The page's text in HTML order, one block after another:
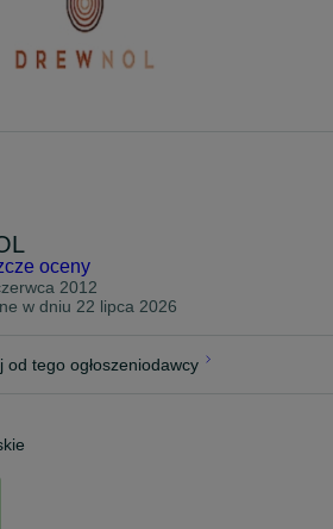
cm
aukcje oraz zapoznanie się z ofertą na
oraz wzory altan na indywidualne
oceny
2012
w dniu 22 lipca 2026
od tego ogłoszeniodawcy